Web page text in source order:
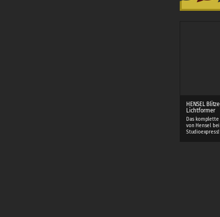
HENSEL
Lichtformer
Das
von Hensel bei
Studioexpress!